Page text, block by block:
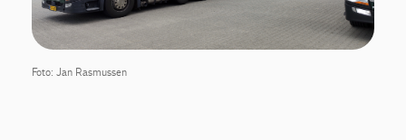
Foto: Jan Rasmussen